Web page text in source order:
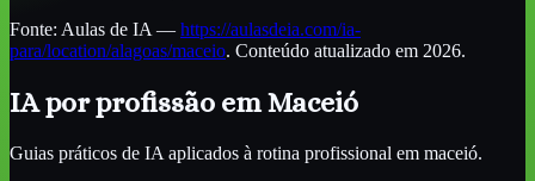
Fonte: Aulas de IA — https://aulasdeia.com/ia-
para/location/alagoas/maceio. Conteúdo atualizado em 2026.
IA por profissão em Maceió
Guias práticos de IA aplicados à rotina profissional em maceió.